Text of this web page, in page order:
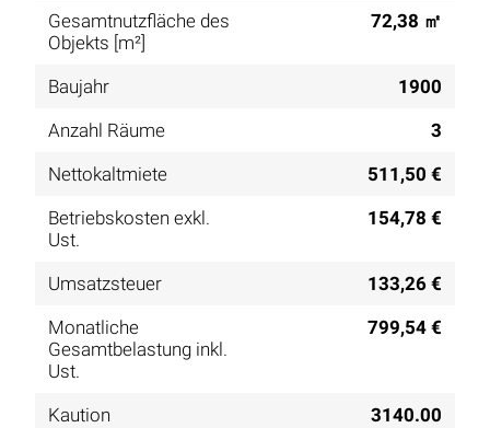
Gesamtnutzfläche des
Objekts [m²]
72,38 ㎡
Baujahr
1900
Anzahl Räume
3
Nettokaltmiete
511,50 €
Betriebskosten exkl.
Ust.
154,78 €
Umsatzsteuer
133,26 €
Monatliche
Gesamtbelastung inkl.
Ust.
799,54 €
Kaution
3140.00